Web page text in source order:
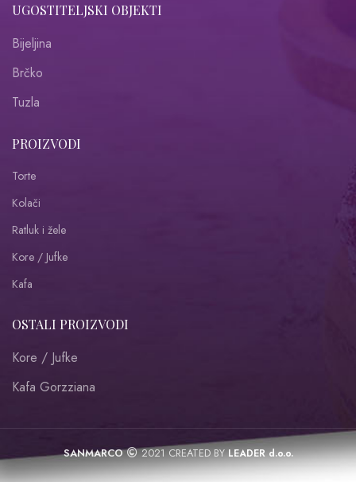
UGOSTITELJSKI OBJEKTI
Bijeljina
Brčko
Tuzla
PROIZVODI
Torte
Kolači
Ratluk i žele
Kore / Jufke
Kafa
OSTALI PROIZVODI
Kore / Jufke
Kafa Gorzziana
SANMARCO 2021 CREATED BYLEADER d.o.o.